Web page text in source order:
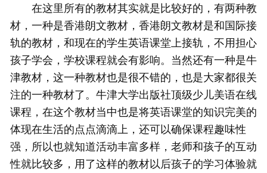
在这里所有的教材其实就是比较好的，有两种教
材，一种是香港朗文教材，香港朗文教材是和国际接
轨的教材，和现在的学生英语课堂上接轨，不用担心
孩子学会，学校课程就会有影响。当然还有一种是牛
津教材，这一种教材也是很不错的，也是大家都很关
注的一种教材了。牛津大学出版社顶级少儿美语在线
课程，在这个教材当中也是将英语课堂的知识完美的
体现在生活的点点滴滴上，还可以确保课程趣味性
强，所以也就知道活动丰富多样，老师和孩子的互动
性就比较多，用了这样的教材以后孩子的学习体验就